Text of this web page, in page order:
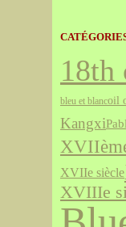
18th
bleu et blancoil
Kangxi
XVIIe siècle
XVIIIe